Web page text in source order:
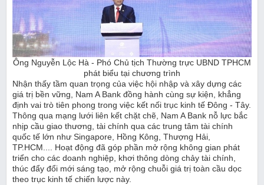
Ông Nguyễn Lộc Hà - Phó Chủ tịch Thường trực UBND TPHCM
phát biểu tại chương trình
Nhận thấy tầm quan trọng của việc hội nhập và xây dựng các
giá trị bền vững, Nam A Bank đồng hành cùng sự kiện, khẳng
định vai trò tiên phong trong việc kết nối trục kinh tế Đông - Tây.
Thông qua mạng lưới liên kết chặt chẽ, Nam A Bank nỗ lực bắc
nhịp cầu giao thương, tài chính qua các trung tâm tài chính
quốc tế lớn như Singapore, Hồng Kông, Thượng Hải,
TP.HCM.... Hoạt động đã góp phần mở rộng không gian phát
triển cho các doanh nghiệp, khơi thông dòng chảy tài chính,
thúc đẩy đổi mới sáng tạo, mở rộng chuỗi giá trị toàn cầu dọc
theo trục kinh tế chiến lược này.